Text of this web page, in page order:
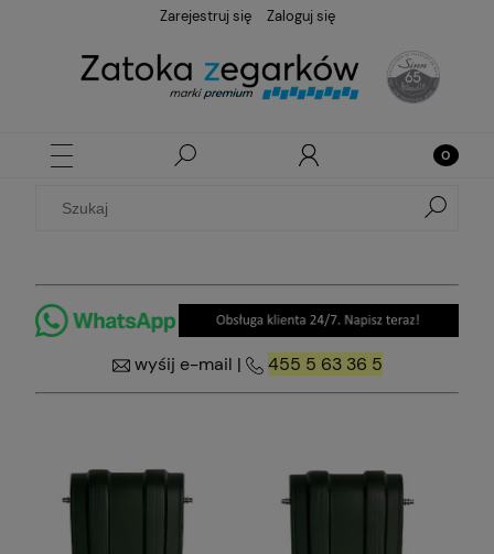
Zarejestruj się Zaloguj się
wyśij e-mail | 455 5 63 36 5